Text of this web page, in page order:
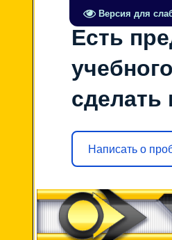
Версия для
Есть
Написать о